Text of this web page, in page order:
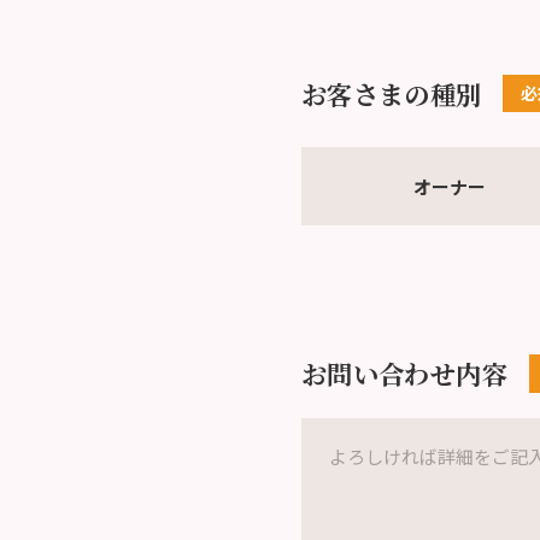
お客さまの種別
オーナー
お問い合わせ内容